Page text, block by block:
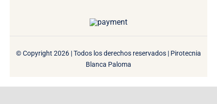
© Copyright 2026 | Todos los derechos reservados | Pirotecnia
Blanca Paloma